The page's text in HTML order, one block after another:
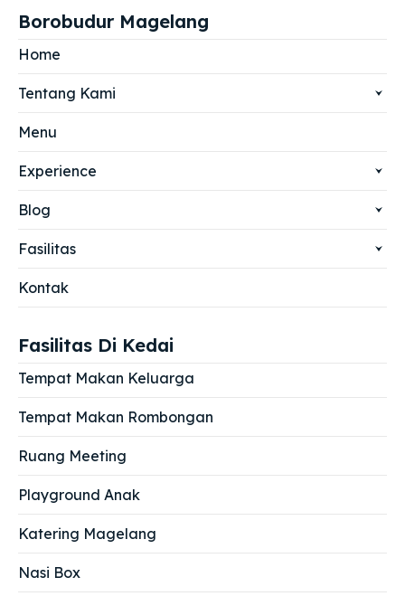
Borobudur Magelang
Home
Tentang Kami
Menu
Experience
Blog
Fasilitas
Kontak
Fasilitas Di Kedai
Tempat Makan Keluarga
Tempat Makan Rombongan
Ruang Meeting
Playground Anak
Katering Magelang
Nasi Box